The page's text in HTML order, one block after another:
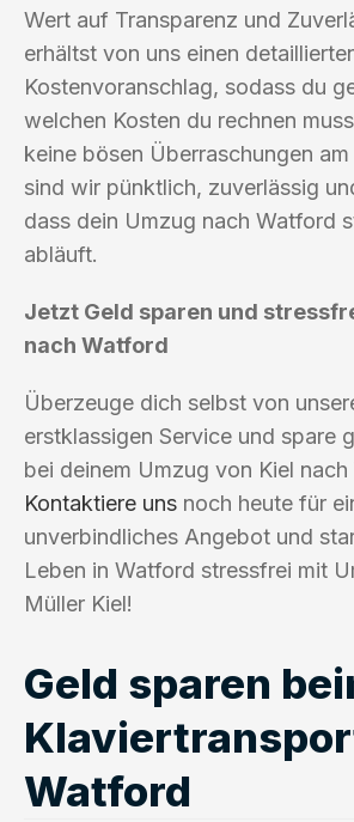
Wert auf Transparenz und
erhältst von uns einen
Kostenvoranschlag, sodass du
welchen Kosten du rechnen
keine bösen Überraschungen
sind wir pünktlich, zuverlässig
dass dein Umzug nach Watford
abläuft.
Jetzt Geld sparen und
nach Watford
Überzeuge dich selbst von
erstklassigen Service und spare
bei deinem Umzug von Kiel
Kontaktiere uns noch heute für
unverbindliches Angebot und
Leben in Watford stressfrei mit
Müller Kiel!
Geld sparen
Watford